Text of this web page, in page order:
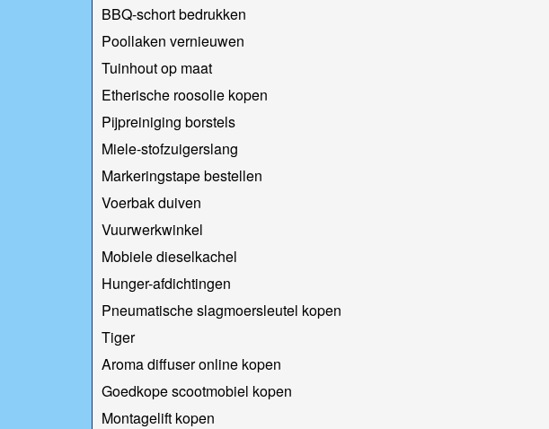
BBQ-schort bedrukken
Poollaken vernieuwen
Tuinhout op maat
Etherische roosolie kopen
Pijpreiniging borstels
Miele-stofzuigerslang
Markeringstape bestellen
Voerbak duiven
Vuurwerkwinkel
Mobiele dieselkachel
Hunger-afdichtingen
Pneumatische slagmoersleutel kopen
Tiger
Aroma diffuser online kopen
Goedkope scootmobiel kopen
Montagelift kopen